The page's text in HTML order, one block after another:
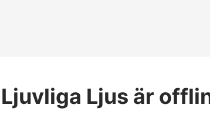
Ljuvliga Ljus är